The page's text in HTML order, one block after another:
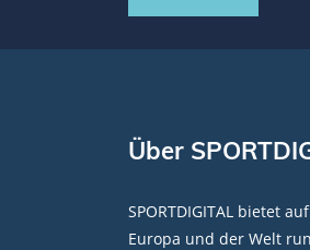
Über
SPORTDIGITAL bietet
Europa und der Welt